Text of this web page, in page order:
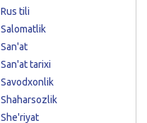
Rus tili
Salomatlik
San'at
San'at tarixi
Savodxonlik
Shaharsozlik
She'riyat